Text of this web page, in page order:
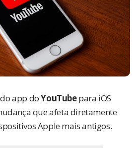
app doYouTubepara iOS
que afeta diretamente
Apple mais antigos.